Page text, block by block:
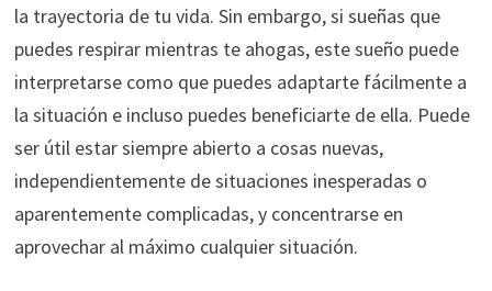
la trayectoria de tu vida. Sin embargo, si sueñas que
puedes respirar mientras te ahogas, este sueño puede
interpretarse como que puedes adaptarte fácilmente a
la situación e incluso puedes beneficiarte de ella. Puede
ser útil estar siempre abierto a cosas nuevas,
independientemente de situaciones inesperadas o
aparentemente complicadas, y concentrarse en
aprovechar al máximo cualquier situación.